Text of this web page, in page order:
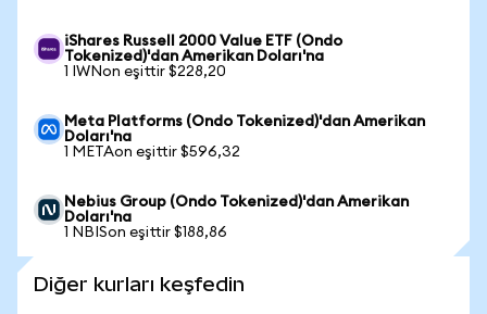
iShares Russell 2000 Value ETF (Ondo
Tokenized)'dan Amerikan Doları'na
1 IWNon eşittir $228,20
Meta Platforms (Ondo Tokenized)'dan Amerikan
Doları'na
1 METAon eşittir $596,32
Nebius Group (Ondo Tokenized)'dan Amerikan
Doları'na
1 NBISon eşittir $188,86
Diğer kurları keşfedin